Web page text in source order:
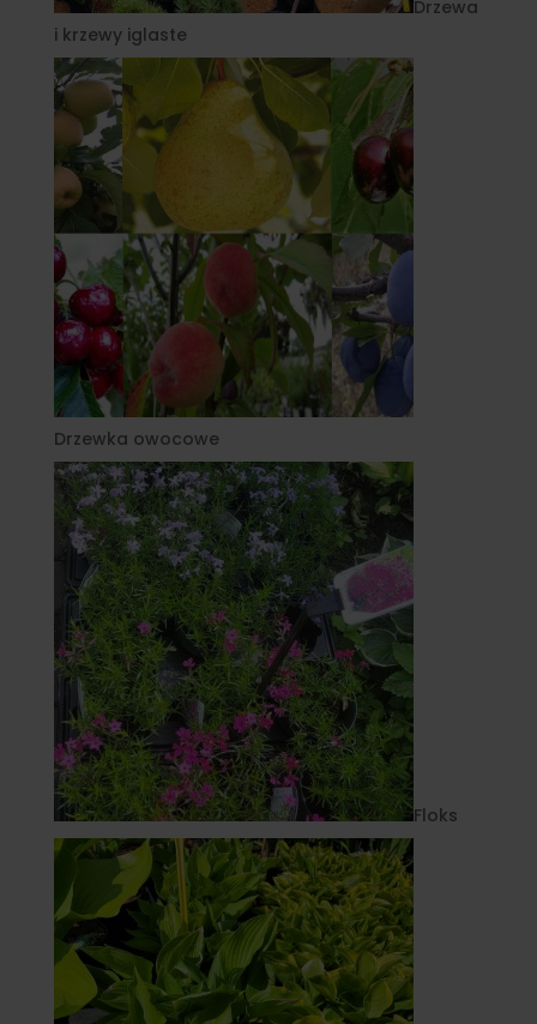
Drzewa
i krzewy iglaste
Drzewka owocowe
Floks